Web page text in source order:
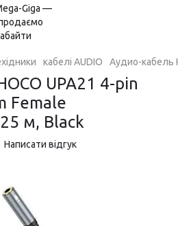
кабелі AUDIO Аудио-кабель
UPA21 4-pin
Female
м, Black
Написати відгук